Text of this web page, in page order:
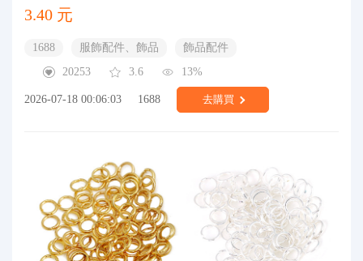
3.40 元
1688 服飾配件、飾品
飾品配件
20253
3.6 13%
2026-07-18 00:06:03 1688 去購買